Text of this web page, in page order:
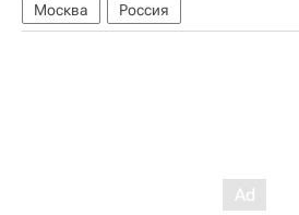
Москва Россия